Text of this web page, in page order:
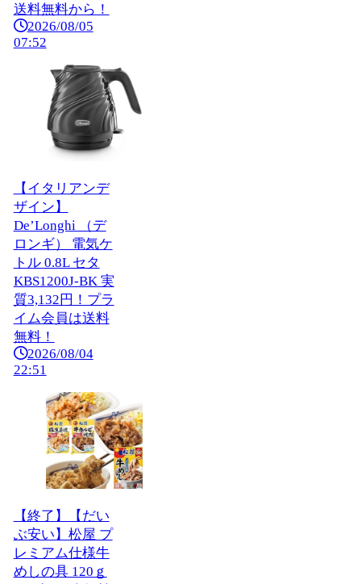
送料無料から！
2026/08/05
07:52
【イタリアンデ
ザイン】
De’Longhi （デ
ロンギ） 電気ケ
トル 0.8L セタ
KBS1200J-BK 実
質3,132円！プラ
イム会員は送料
無料！
2026/08/04
22:51
【終了】【だい
ぶ安い】松屋 プ
レミアム仕様牛
めしの具 120ｇ